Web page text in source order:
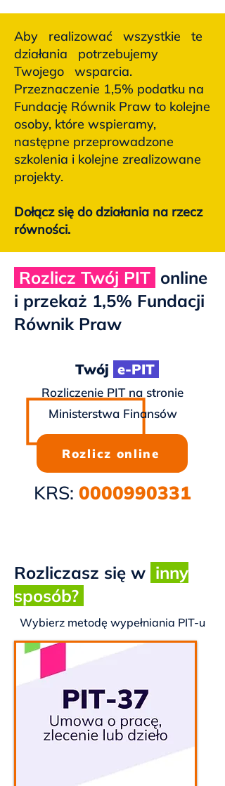
Aby realizować wszystkie te
działania potrzebujemy
Twojego wsparcia.
Przeznaczenie 1,5% podatku na
Fundację Równik Praw to kolejne
osoby, które wspieramy,
następne przeprowadzone
szkolenia i kolejne zrealizowane
projekty.
Dołącz się do działania na rzecz
równości.
Rozlicz Twój PIT online
i przekaż 1,5% Fundacji
Równik Praw
Twój e-PIT
Rozliczenie PIT na stronie
Ministerstwa Finansów
Rozlicz online
KRS: 0000990331
Rozliczasz się w inny
sposób?
Wybierz metodę wypełniania PIT-u